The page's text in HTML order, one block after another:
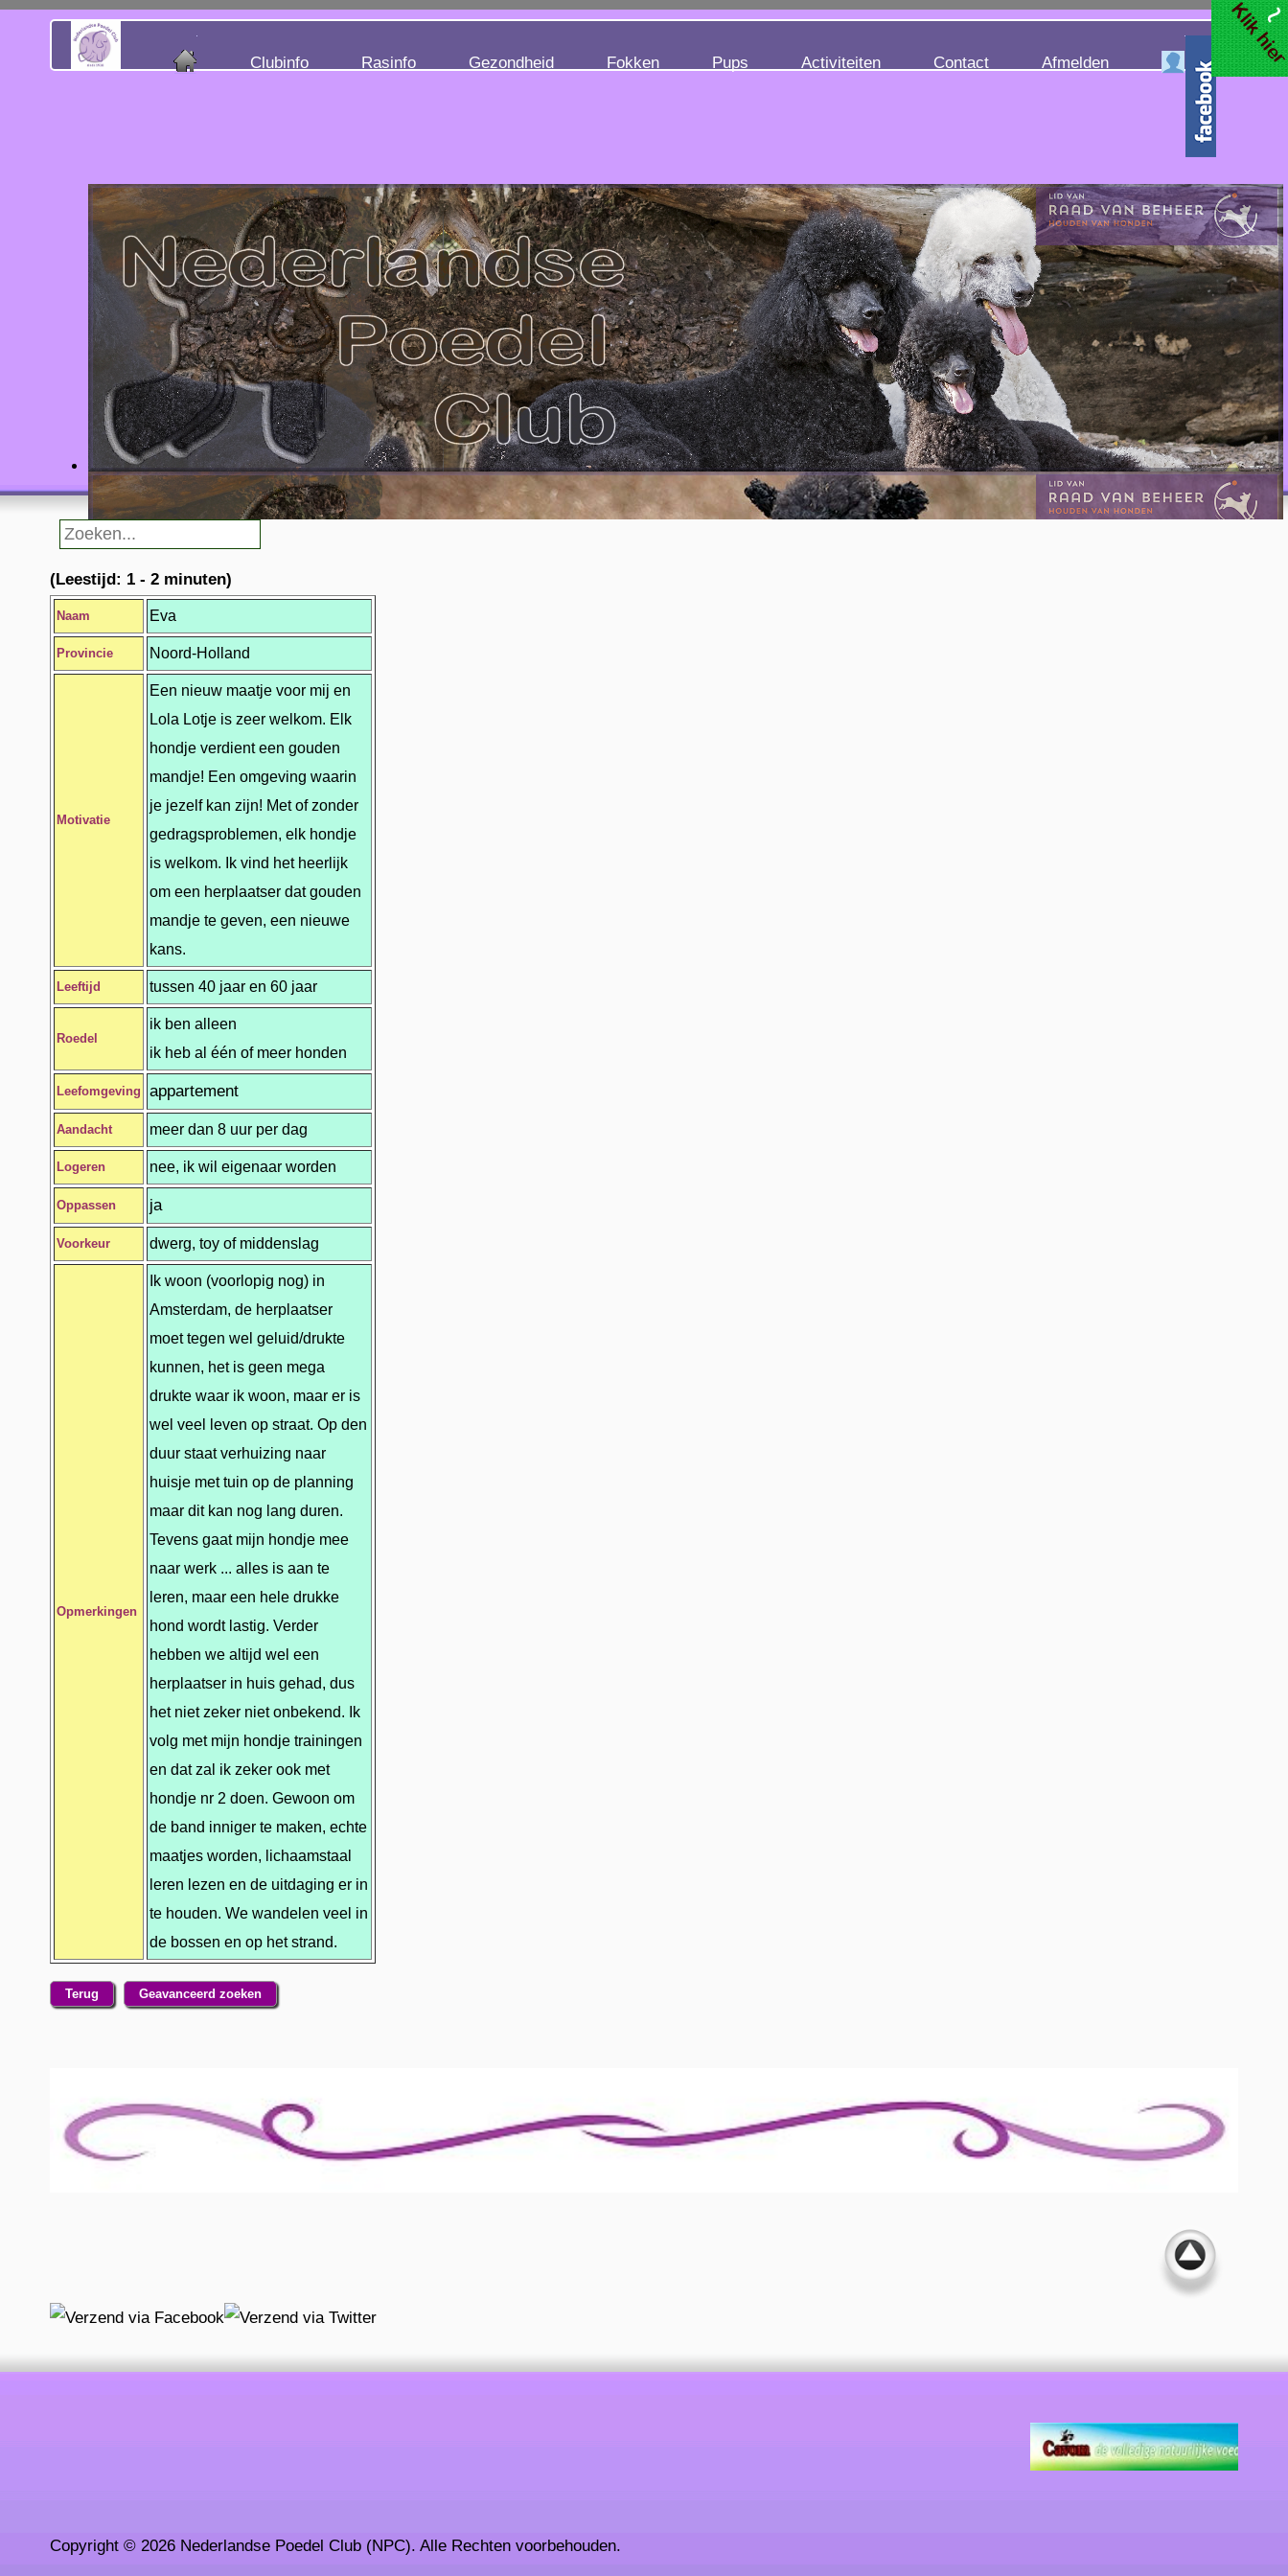
Clubinfo Rasinfo Gezondheid Fokken Pups Activiteiten Contact Afmelden
(Leestijd: 1 - 2 minuten)
Naam Eva
Provincie Noord-Holland
Motivatie
Een nieuw maatje voor mij en
Lola Lotje is zeer welkom. Elk
hondje verdient een gouden
mandje! Een omgeving waarin
je jezelf kan zijn! Met of zonder
gedragsproblemen, elk hondje
is welkom. Ik vind het heerlijk
om een herplaatser dat gouden
mandje te geven, een nieuwe
kans.
Leeftijd tussen 40 jaar en 60 jaar
Roedel
ik ben alleen
ik heb al één of meer honden
Leefomgeving appartement
Aandacht meer dan 8 uur per dag
Logeren nee, ik wil eigenaar worden
Oppassen ja
Voorkeur dwerg, toy of middenslag
Opmerkingen
Ik woon (voorlopig nog) in
Amsterdam, de herplaatser
moet tegen wel geluid/drukte
kunnen, het is geen mega
drukte waar ik woon, maar er is
wel veel leven op straat. Op den
duur staat verhuizing naar
huisje met tuin op de planning
maar dit kan nog lang duren.
Tevens gaat mijn hondje mee
naar werk ... alles is aan te
leren, maar een hele drukke
hond wordt lastig. Verder
hebben we altijd wel een
herplaatser in huis gehad, dus
het niet zeker niet onbekend. Ik
volg met mijn hondje trainingen
en dat zal ik zeker ook met
hondje nr 2 doen. Gewoon om
de band inniger te maken, echte
maatjes worden, lichaamstaal
leren lezen en de uitdaging er in
te houden. We wandelen veel in
de bossen en op het strand.
Terug Geavanceerd zoeken
Copyright © 2026 Nederlandse Poedel Club (NPC). Alle Rechten voorbehouden.